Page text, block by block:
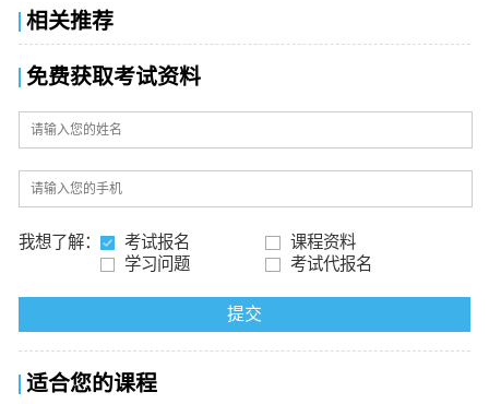
相关推荐
免费获取考试资料
我想了解： 考试报名
课程资料
学习问题
考试代报名
提交
适合您的课程